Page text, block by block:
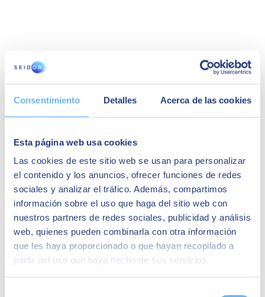
Consentimiento Detalles Acerca de las cookies
Esta página web usa cookies
Las cookies de este sitio web se usan para personalizar
el contenido y los anuncios, ofrecer funciones de redes
sociales y analizar el tráfico. Además, compartimos
información sobre el uso que haga del sitio web con
nuestros partners de redes sociales, publicidad y análisis
web, quienes pueden combinarla con otra información
que les haya proporcionado o que hayan recopilado a
partir del uso que haya hecho de sus servicios.
El papel del experto dinamizador en la
Flipped Classroom
Como en el resto de dinámicas colaborativas, en el modelo flipped
classroom el papel del experto dinamizador es esencial. Aquí, ya
no es un mero transmisor del conocimiento. Ahora es el promotor